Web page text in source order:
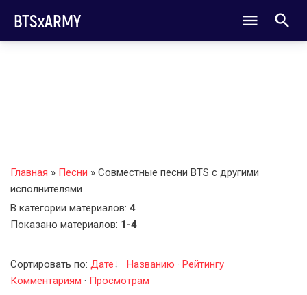
BTSxARMY
Главная » Песни » Совместные песни BTS с другими
исполнителями
В категории материалов: 4
Показано материалов: 1-4
Сортировать по: Дате · Названию · Рейтингу ·
Комментариям · Просмотрам